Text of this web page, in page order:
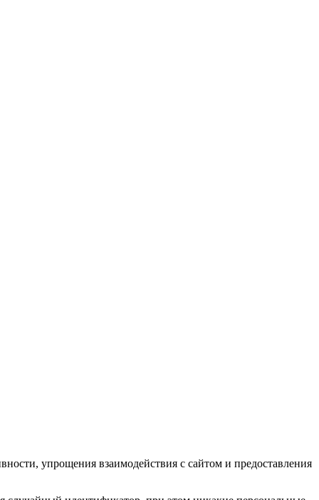
упрощения взаимодействия с сайтом и предоставления